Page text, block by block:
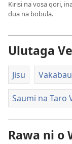
Kirisi na vosa qori,
dua na bobula.
Ulutaga
Jisu
Saumi na Taro
Rawa ni o